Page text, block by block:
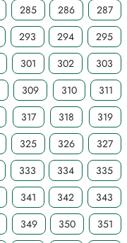
285 286
287
293 294
295
301 302
303
309 310
311
317 318
319
325 326
327
333 334
335
341 342
343
349 350
351